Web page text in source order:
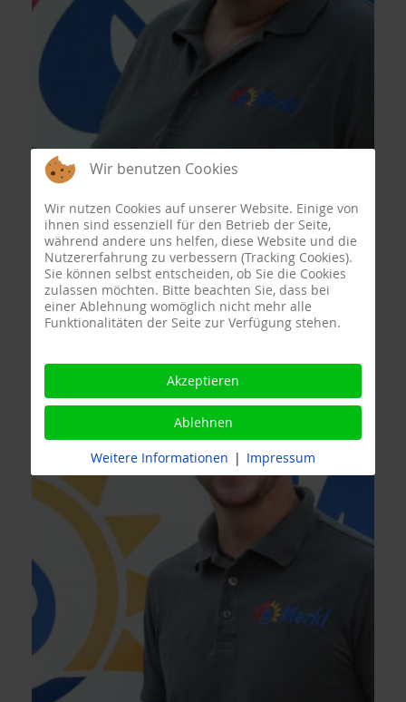
Wir benutzen Cookies
Wir nutzen Cookies auf unserer Website. Einige von
ihnen sind essenziell für den Betrieb der Seite,
während andere uns helfen, diese Website und die
Nutzererfahrung zu verbessern (Tracking Cookies).
Sie können selbst entscheiden, ob Sie die Cookies
zulassen möchten. Bitte beachten Sie, dass bei
einer Ablehnung womöglich nicht mehr alle
Funktionalitäten der Seite zur Verfügung stehen.
Akzeptieren
Ablehnen
Weitere Informationen | Impressum